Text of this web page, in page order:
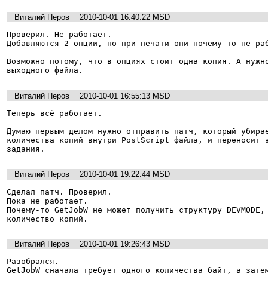
Виталий Перов
2010-10-01 16:40:22 MSD
Проверил. Не работает.
Добавляются 2 опции, но при печати они почему-то не
Возможно потому, что в опциях стоит одна копия. А
выходного файла.
Виталий Перов
2010-10-01 16:55:13 MSD
Теперь всё работает.
Думаю первым делом нужно отправить патч, который
количества копий внутри PostScript файла, и переносит
задания.
Виталий Перов
2010-10-01 19:22:44 MSD
Сделал патч. Проверил.
Пока не работает.
Почему-то GetJobW не может получить структуру
количество копий.
Виталий Перов
2010-10-01 19:26:43 MSD
Разобрался.
GetJobW сначала требует одного количества байт, а